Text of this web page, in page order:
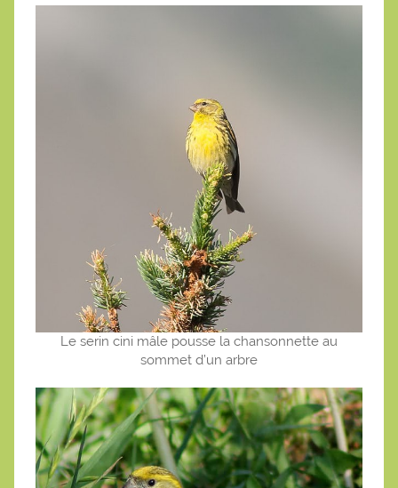
t
Le serin cini mâle pousse la chansonnette au
sommet d’un arbre